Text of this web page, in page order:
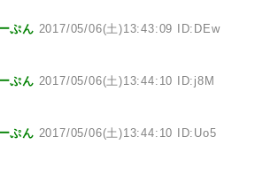
ぷん 2017/05/06(土)13:43:09 ID:DEw
ぷん 2017/05/06(土)13:44:10 ID:j8M
ぷん 2017/05/06(土)13:44:10 ID:Uo5